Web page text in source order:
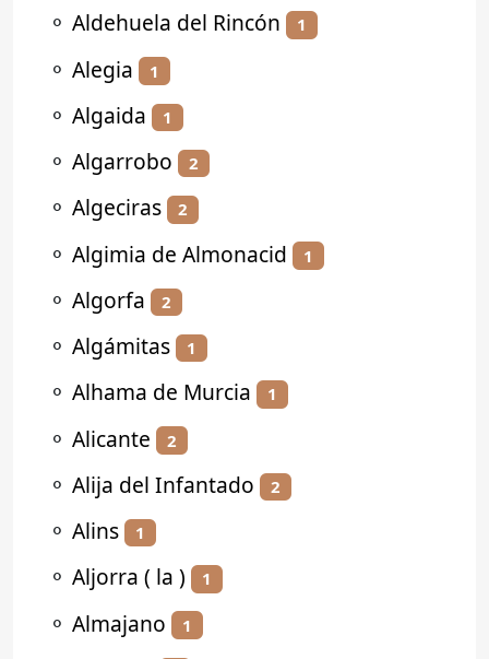
⚬ Aldehuela del Rincón 1
⚬ Alegia 1
⚬ Algaida 1
⚬ Algarrobo 2
⚬ Algeciras 2
⚬ Algimia de Almonacid 1
⚬ Algorfa 2
⚬ Algámitas 1
⚬ Alhama de Murcia 1
⚬ Alicante 2
⚬ Alija del Infantado 2
⚬ Alins 1
⚬ Aljorra ( la ) 1
⚬ Almajano 1